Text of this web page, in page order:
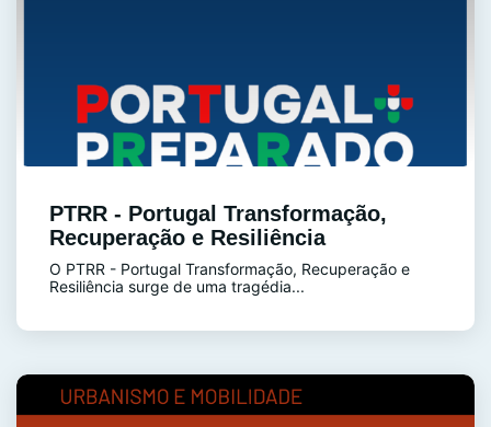
PTRR - Portugal Transformação,
Recuperação e Resiliência
O PTRR - Portugal Transformação, Recuperação e
Resiliência surge de uma tragédia...